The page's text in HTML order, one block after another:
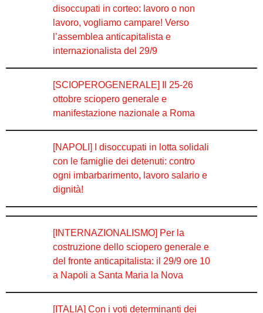
disoccupati in corteo: lavoro o non
lavoro, vogliamo campare! Verso
l’assemblea anticapitalista e
internazionalista del 29/9
[SCIOPEROGENERALE] Il 25-26
ottobre sciopero generale e
manifestazione nazionale a Roma
[NAPOLI] I disoccupati in lotta solidali
con le famiglie dei detenuti: contro
ogni imbarbarimento, lavoro salario e
dignità!
[INTERNAZIONALISMO] Per la
costruzione dello sciopero generale e
del fronte anticapitalista: il 29/9 ore 10
a Napoli a Santa Maria la Nova
[ITALIA] Con i voti determinanti dei